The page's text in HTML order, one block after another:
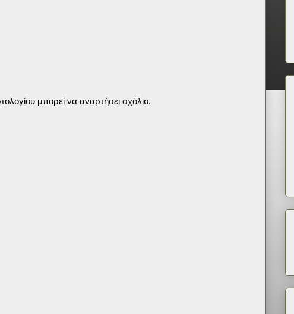
μπορεί να αναρτήσει σχόλιο.